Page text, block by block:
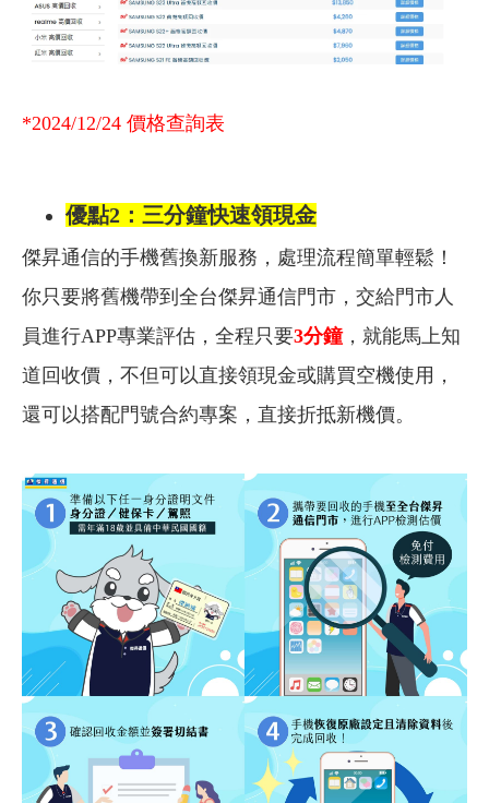
*2024/12/24 價格查詢表
優點2：三分鐘快速領現金
傑昇通信的手機舊換新服務，處理流程簡單輕鬆！
你只要將舊機帶到全台傑昇通信門市，交給門市人
員進行APP專業評估，全程只要3分鐘，就能馬上知
道回收價，不但可以直接領現金或購買空機使用，
還可以搭配門號合約專案，直接折抵新機價。